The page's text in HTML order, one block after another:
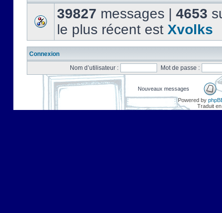
39827 messages | 4653
le plus récent est Xvolks
Connexion
Nom d’utilisateur :
Mot de passe :
Nouveaux messages
Powered by
Traduit